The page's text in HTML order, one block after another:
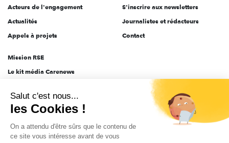
Acteurs de l'engagement
Actualités
Appels à projets
S'inscrire aux newsletters
Journalistes et rédacteurs
Contact
Mission RSE
Le kit média Carenews
AEF info
Novethic
PRODURABLE
Salut c'est nous...
les Cookies !
On a attendu d'être sûrs que le contenu de
ce site vous intéresse avant de vous